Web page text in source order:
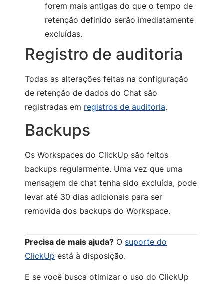
forem mais antigas do que o tempo de
retenção definido serão imediatamente
excluídas.
Registro de auditoria
Todas as alterações feitas na configuração
de retenção de dados do Chat são
registradas em registros de auditoria.
Backups
Os Workspaces do ClickUp são feitos
backups regularmente. Uma vez que uma
mensagem de chat tenha sido excluída, pode
levar até 30 dias adicionais para ser
removida dos backups do Workspace.
Precisa de mais ajuda? O suporte do
ClickUp está à disposição.
E se você busca otimizar o uso do ClickUp